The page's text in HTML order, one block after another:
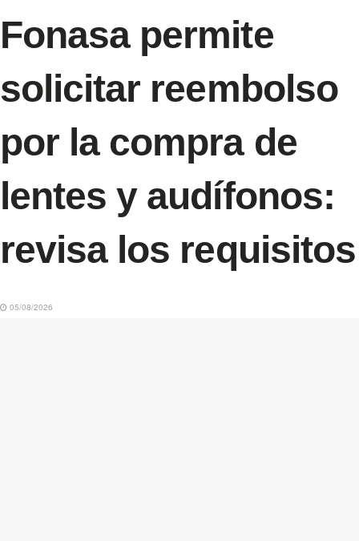
Fonasa permite
solicitar reembolso
por la compra de
lentes y audífonos:
revisa los requisitos
05/08/2026